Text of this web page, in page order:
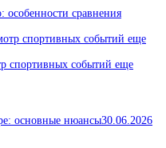
особенности сравнения
спортивных событий еще
основные нюансы30.06.2026